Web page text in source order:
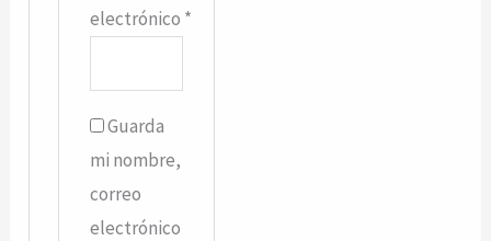
electrónico *
Guarda
mi nombre,
correo
electrónico